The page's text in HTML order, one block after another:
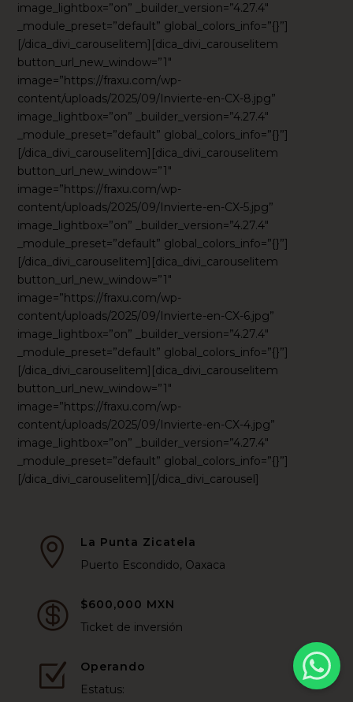
image_lightbox=”on” _builder_version=”4.27.4″
_module_preset=”default” global_colors_info=”{}”]
[/dica_divi_carouselitem][dica_divi_carouselitem
button_url_new_window=”1″
image=”https://fraxu.com/wp-
content/uploads/2025/09/Invierte-en-CX-8.jpg”
image_lightbox=”on” _builder_version=”4.27.4″
_module_preset=”default” global_colors_info=”{}”]
[/dica_divi_carouselitem][dica_divi_carouselitem
button_url_new_window=”1″
image=”https://fraxu.com/wp-
content/uploads/2025/09/Invierte-en-CX-5.jpg”
image_lightbox=”on” _builder_version=”4.27.4″
_module_preset=”default” global_colors_info=”{}”]
[/dica_divi_carouselitem][dica_divi_carouselitem
button_url_new_window=”1″
image=”https://fraxu.com/wp-
content/uploads/2025/09/Invierte-en-CX-6.jpg”
image_lightbox=”on” _builder_version=”4.27.4″
_module_preset=”default” global_colors_info=”{}”]
[/dica_divi_carouselitem][dica_divi_carouselitem
button_url_new_window=”1″
image=”https://fraxu.com/wp-
content/uploads/2025/09/Invierte-en-CX-4.jpg”
image_lightbox=”on” _builder_version=”4.27.4″
_module_preset=”default” global_colors_info=”{}”]
[/dica_divi_carouselitem][/dica_divi_carousel]

La Punta Zicatela
Puerto Escondido, Oaxaca

$600,000 MXN
Ticket de inversión
Z
Operando
Estatus: